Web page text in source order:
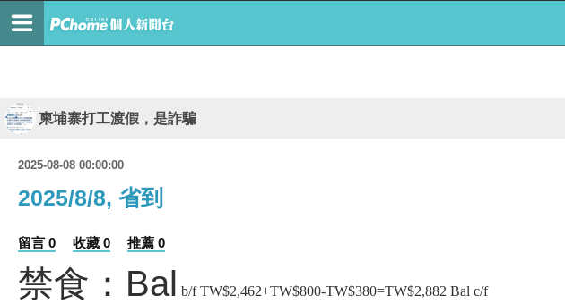
柬埔寨打工渡假，是詐騙
2025-08-08 00:00:00
2025/8/8, 省到
留言 0 收藏 0 推薦 0
禁食：Bal b/f TW$2,462+TW$800-TW$380=TW$2,882 Bal c/f